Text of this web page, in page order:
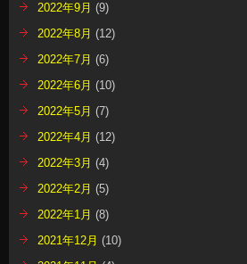
2022年9月 (9)
2022年8月 (12)
2022年7月 (6)
2022年6月 (10)
2022年5月 (7)
2022年4月 (12)
2022年3月 (4)
2022年2月 (5)
2022年1月 (8)
2021年12月 (10)